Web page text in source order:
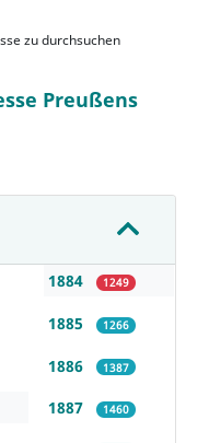
zu durchsuchen
Preußens
1884 1249
1885 1266
1886 1387
1887 1460